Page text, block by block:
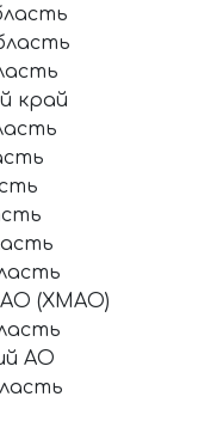
край
АО (ХМАО)
АО